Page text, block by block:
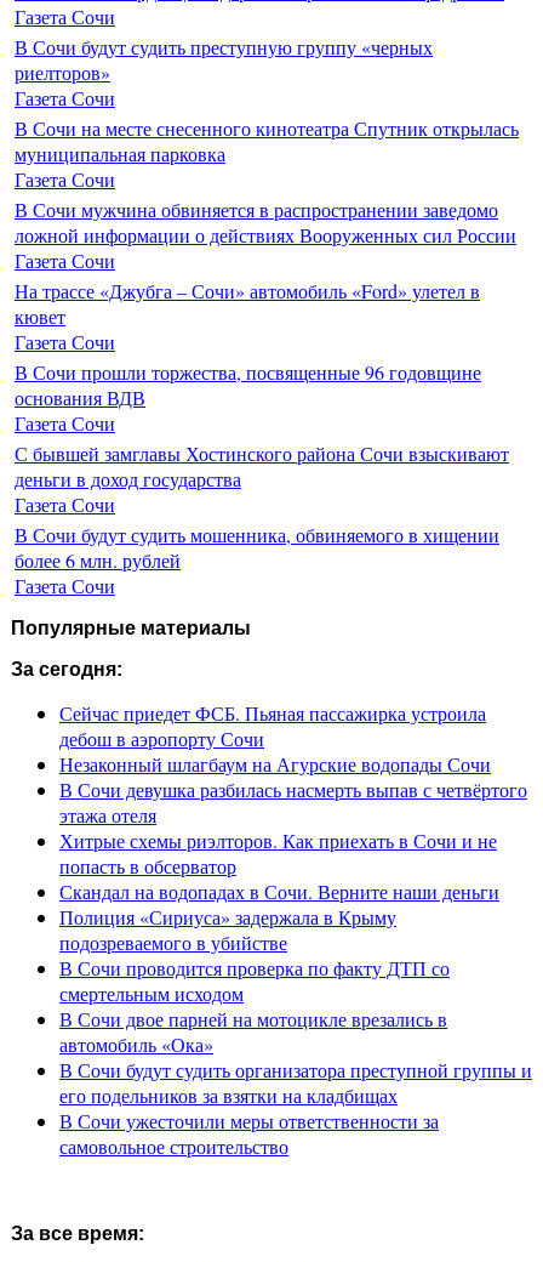
Газета Сочи
В Сочи будут судить преступную группу «черных
риелторов»
Газета Сочи
В Сочи на месте снесенного кинотеатра Спутник открылась
муниципальная парковка
Газета Сочи
В Сочи мужчина обвиняется в распространении заведомо
ложной информации о действиях Вооруженных сил России
Газета Сочи
На трассе «Джубга – Сочи» автомобиль «Ford» улетел в
кювет
Газета Сочи
В Сочи прошли торжества, посвященные 96 годовщине
основания ВДВ
Газета Сочи
С бывшей замглавы Хостинского района Сочи взыскивают
деньги в доход государства
Газета Сочи
В Сочи будут судить мошенника, обвиняемого в хищении
более 6 млн. рублей
Газета Сочи
Популярные материалы
За сегодня:
Сейчас приедет ФСБ. Пьяная пассажирка устроила
дебош в аэропорту Сочи
Незаконный шлагбаум на Агурские водопады Сочи
В Сочи девушка разбилась насмерть выпав с четвёртого
этажа отеля
Хитрые схемы риэлторов. Как приехать в Сочи и не
попасть в обсерватор
Скандал на водопадах в Сочи. Верните наши деньги
Полиция «Сириуса» задержала в Крыму
подозреваемого в убийстве
В Сочи проводится проверка по факту ДТП со
смертельным исходом
В Сочи двое парней на мотоцикле врезались в
автомобиль «Ока»
В Сочи будут судить организатора преступной группы и
его подельников за взятки на кладбищах
В Сочи ужесточили меры ответственности за
самовольное строительство
За все время: